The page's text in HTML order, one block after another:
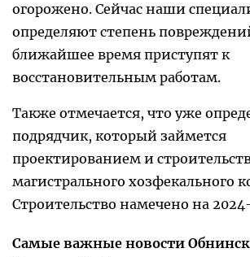
огорожено. Сейчас наши
определяют степень
ближайшее время приступят к
восстановительным работам.
Также отмечается, что уже
подрядчик, который займется
проектированием и
магистрального хозфекального
Строительство намечено на
Самые важные новости